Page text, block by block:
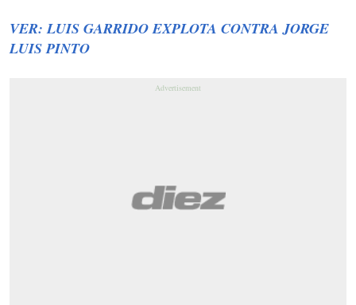
VER: LUIS GARRIDO EXPLOTA CONTRA JORGE
LUIS PINTO